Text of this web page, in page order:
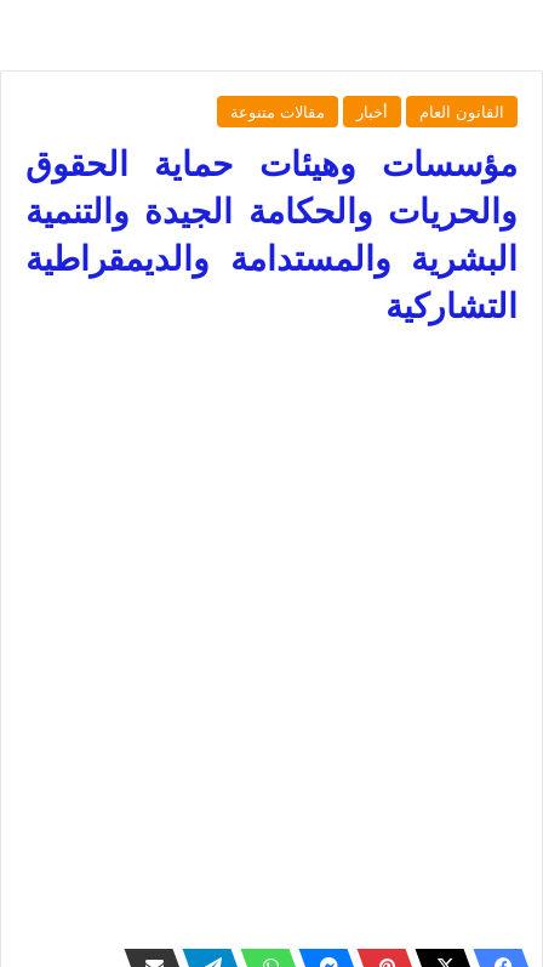
القانون العام أخبار مقالات متنوعة
مؤسسات وهيئات حماية الحقوق
والحريات والحكامة الجيدة والتنمية
البشرية والمستدامة والديمقراطية
التشاركية